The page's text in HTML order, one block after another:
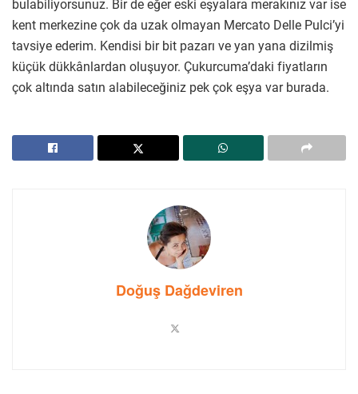
bulabiliyorsunuz. Bir de eğer eski eşyalara merakınız var ise
kent merkezine çok da uzak olmayan Mercato Delle Pulci’yi
tavsiye ederim. Kendisi bir bit pazarı ve yan yana dizilmiş
küçük dükkânlardan oluşuyor. Çukurcuma’daki fiyatların
çok altında satın alabileceğiniz pek çok eşya var burada.
Doğuş Dağdeviren